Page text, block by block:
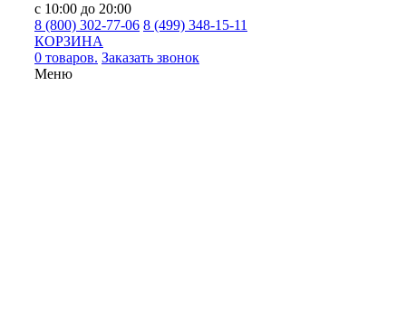
с 10:00 до 20:00
8 (800) 302-77-06 8 (499) 348-15-11
КОРЗИНА
0 товаров. Заказать звонок
Меню